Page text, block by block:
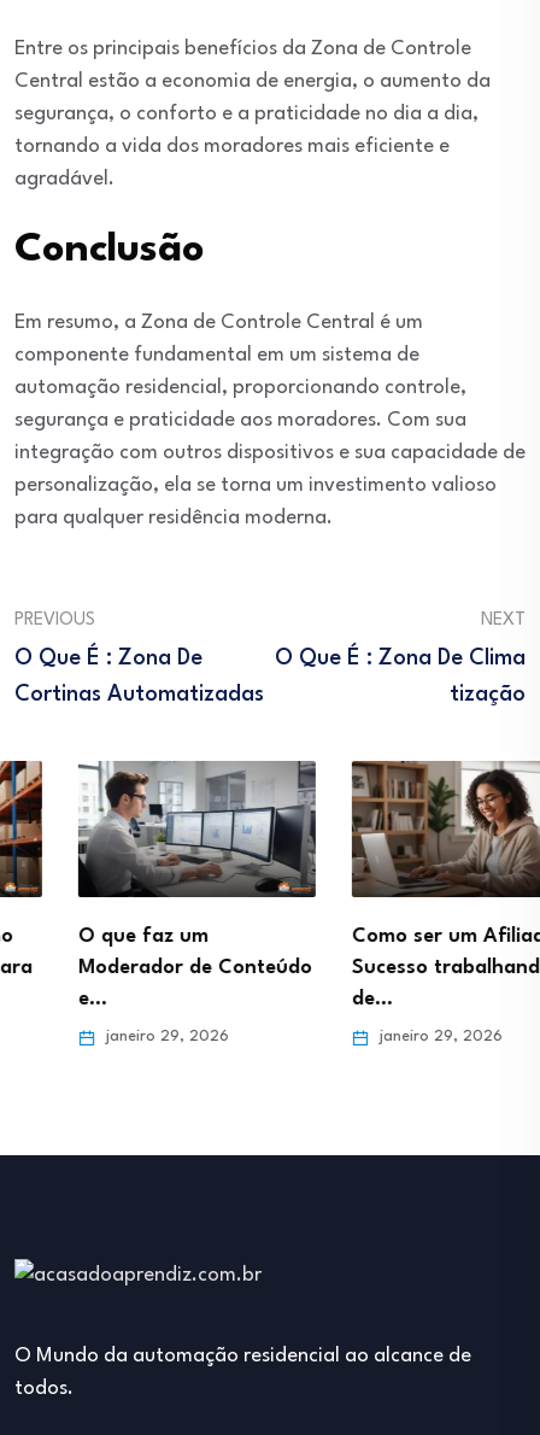
Entre os principais benefícios da Zona de Controle
Central estão a economia de energia, o aumento da
segurança, o conforto e a praticidade no dia a dia,
tornando a vida dos moradores mais eficiente e
agradável.
Conclusão
Em resumo, a Zona de Controle Central é um
componente fundamental em um sistema de
automação residencial, proporcionando controle,
segurança e praticidade aos moradores. Com sua
integração com outros dispositivos e sua capacidade de
personalização, ela se torna um investimento valioso
para qualquer residência moderna.
PREVIOUS
O Que É : Zona De
Cortinas Automatizadas
NEXT
O Que É : Zona De Clima
Tização
O que faz um
Moderador de Conteúdo
janeiro 29, 2026
Como ser um Afiliado de
Sucesso trabalhando
janeiro 29, 2026
O Mundo da automação residencial ao alcance de
todos.